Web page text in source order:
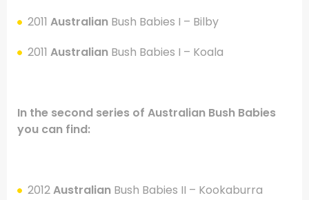
2011 Australian Bush Babies I – Bilby
2011 Australian Bush Babies I – Koala
In the second series of Australian Bush Babies
you can find:
2012Australian Bush Babies II – Kookaburra